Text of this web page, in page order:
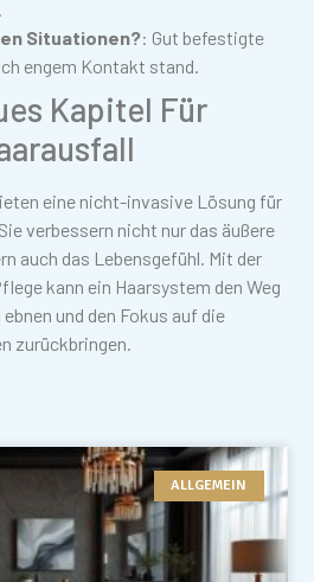
Situationen?: Gut befestigte
engem Kontakt stand.
Kapitel Für
eine nicht-invasive Lösung für
verbessern nicht nur das äußere
auch das Lebensgefühl. Mit der
kann ein Haarsystem den Weg
und den Fokus auf die
zurückbringen.
ALLGEMEIN